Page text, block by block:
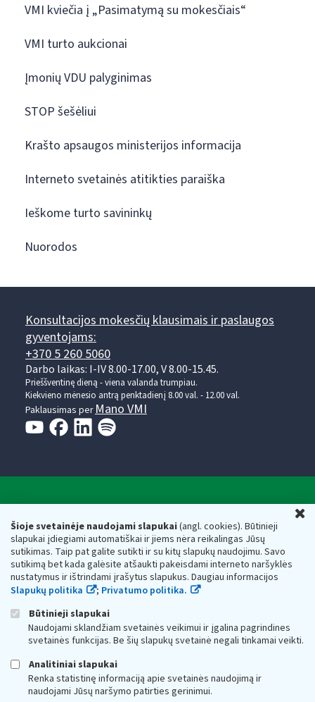
Šioje svetainėje naudojami slapukai(angl. cookies). Būtinieji
slapukai įdiegiami automatiškai ir jiems nėra reikalingas Jūsų
sutikimas. Taip pat galite sutikti ir su kitų slapukų naudojimu. Savo
sutikimą bet kada galėsite atšaukti pakeisdami interneto naršyklės
nustatymus ir ištrindami įrašytus slapukus. Daugiau informacijos
Slapukų politika
; Privatumo politika.
Būtinieji slapukai
Naudojami sklandžiam svetainės veikimui ir įgalina pagrindines
svetainės funkcijas. Be šių slapukų svetainė negali tinkamai veikti.
Analitiniai slapukai
Renka statistinę informaciją apie svetainės naudojimą ir
naudojami Jūsų naršymo patirties gerinimui.
VMI kviečia į „Pasimatymą su mokesčiais“
VMI turto aukcionai
Įmonių VDU palyginimas
STOP šešėliui
Krašto apsaugos ministerijos informacija
Interneto svetainės atitikties paraiška
Ieškome turto savininkų
Nuorodos
Konsultacijos mokesčių klausimais ir paslaugos
gyventojams:
+370 5 260 5060
Darbo laikas: I-IV 8.00-17.00, V 8.00-15.45.
Prieššventinę dieną - viena valanda trumpiau.
Kiekvieno mėnesio antrą penktadienį 8.00 val. - 12.00 val.
Paklausimas per Mano VMI
Respublikos finansų ministerijos
Biudžetinė įstaiga. Juridinio asmens kodas — 188659752,
adresas: Vasario 16-osios g. 14, 01107 Vilnius, Lietuva, el.paštas:
vmi@vmi.lt, E. pristatymo dėžutės adresas 188659752
Duomenys apie Valstybinę mokesčių inspekciją prie Lietuvos
Respublikos finansų ministerijos kaupiami ir saugomi Juridinių